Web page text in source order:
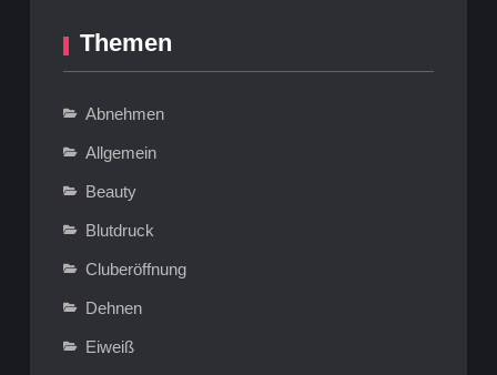
Themen
Abnehmen
Allgemein
Beauty
Blutdruck
Cluberöffnung
Dehnen
Eiweiß